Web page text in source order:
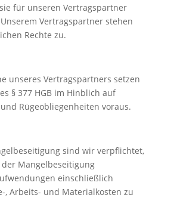
für unseren Vertragspartner
Vertragspartner stehen
Rechte zu.
unseres Vertragspartners setzen
§ 377 HGB im Hinblich auf
Rügeobliegenheiten voraus.
sind wir verpflichtet,
der Mangelbeseitigung
einschließlich
, Arbeits- und Materialkosten zu